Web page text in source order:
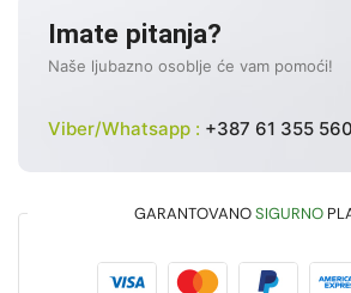
Imate pitanja?
Naše ljubazno osoblje će vam pomoći!
Viber/Whatsapp : +387 61 355 560
GARANTOVANOSIGURNO